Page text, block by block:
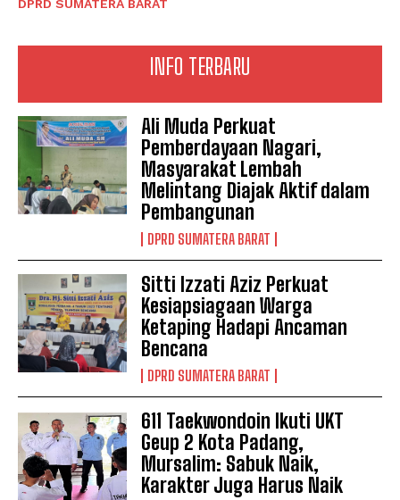
INFO TERBARU
Ali Muda Perkuat
Pemberdayaan Nagari,
Masyarakat Lembah
Melintang Diajak Aktif dalam
Pembangunan
DPRD SUMATERA BARAT
Sitti Izzati Aziz Perkuat
Kesiapsiagaan Warga
Ketaping Hadapi Ancaman
Bencana
DPRD SUMATERA BARAT
611 Taekwondoin Ikuti UKT
Geup 2 Kota Padang,
Mursalim: Sabuk Naik,
Karakter Juga Harus Naik
DPRD SUMATERA BARAT